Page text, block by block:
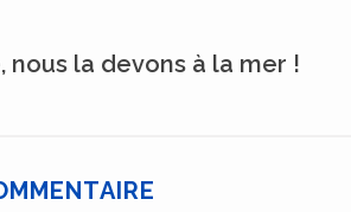
la devons à la mer !